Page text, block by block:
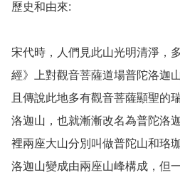
歷史和由來:
宋代時，人們見此山光明清淨，
經》上對觀音菩薩道場普陀洛迦
且傳說此地多有觀音菩薩顯聖的
洛迦山，也就漸漸改名為普陀洛
裡兩座大山分別叫做普陀山和珞
洛迦山變成由兩座山峰構成，但